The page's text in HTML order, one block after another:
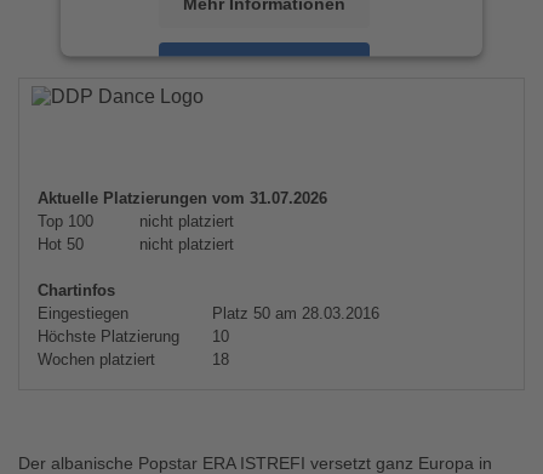
Akzeptieren
powered by
Aktuelle Platzierungen vom 31.07.2026
Top 100
nicht platziert
Hot 50
nicht platziert
Chartinfos
Eingestiegen
Platz 50 am 28.03.2016
Höchste Platzierung
10
Wochen platziert
18
Der albanische Popstar ERA ISTREFI versetzt ganz Europa in